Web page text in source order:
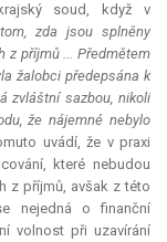
soud, když v
zda jsou splněny
z příjmů ... Předmětem
žalobci předepsána k
zvláštní sazbou, nikoli
že nájemné nebylo
uvádí, že v praxi
které nebudou
z příjmů, avšak z této
nejedná o finanční
volnost při uzavírání